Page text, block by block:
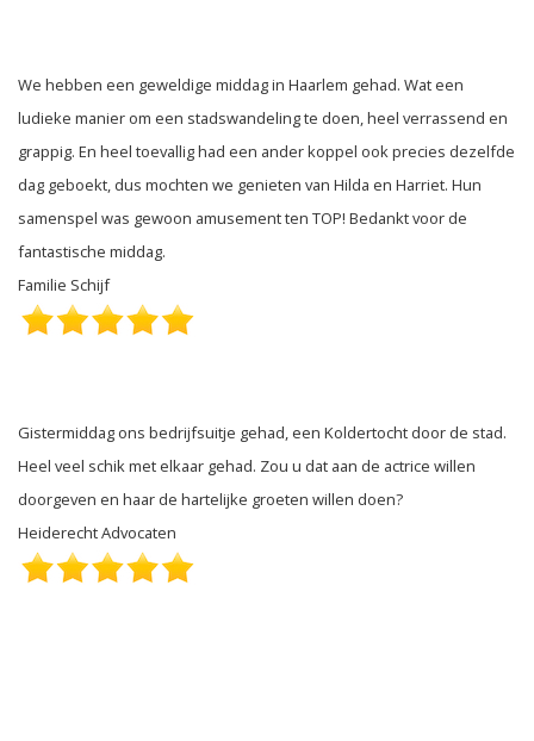
We hebben een geweldige middag in Haarlem gehad. Wat een
ludieke manier om een stadswandeling te doen, heel verrassend en
grappig. En heel toevallig had een ander koppel ook precies dezelfde
dag geboekt, dus mochten we genieten van Hilda en Harriet. Hun
samenspel was gewoon amusement ten TOP! Bedankt voor de
fantastische middag.
Familie Schijf
Gistermiddag ons bedrijfsuitje gehad, een Koldertocht door de stad.
Heel veel schik met elkaar gehad. Zou u dat aan de actrice willen
doorgeven en haar de hartelijke groeten willen doen?
Heiderecht Advocaten